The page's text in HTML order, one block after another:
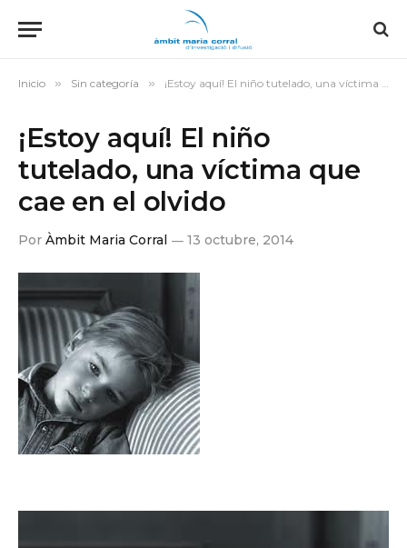
Inicio » Sin categoría » ¡Estoy aquí! El niño tutelado, una víctima que cae en el olvido
¡Estoy aquí! El niño
tutelado, una víctima que
cae en el olvido
Por Àmbit Maria Corral 13 octubre, 2014